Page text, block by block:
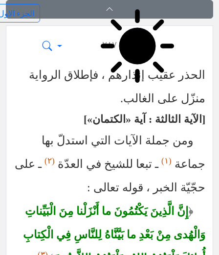
الاصول (رسائل)
٢٨٧
إنذارهم ، فإطلاق الرواية
الغالب.
: آية «الكتمان»
الآيات التي استدلّ بها
ـ تبعا للشيخ في العدّة
ـ على
، قوله تعالى :
يَكْتُمُونَ ما أَنْزَلْنا مِنَ الْبَيِّناتِ
بَعْدِ ما بَيَّنَّاهُ لِلنَّاسِ فِي الْكِتابِ